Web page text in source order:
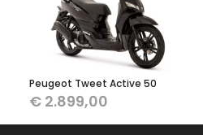
Peugeot Tweet Active 50
€ 2.899,00